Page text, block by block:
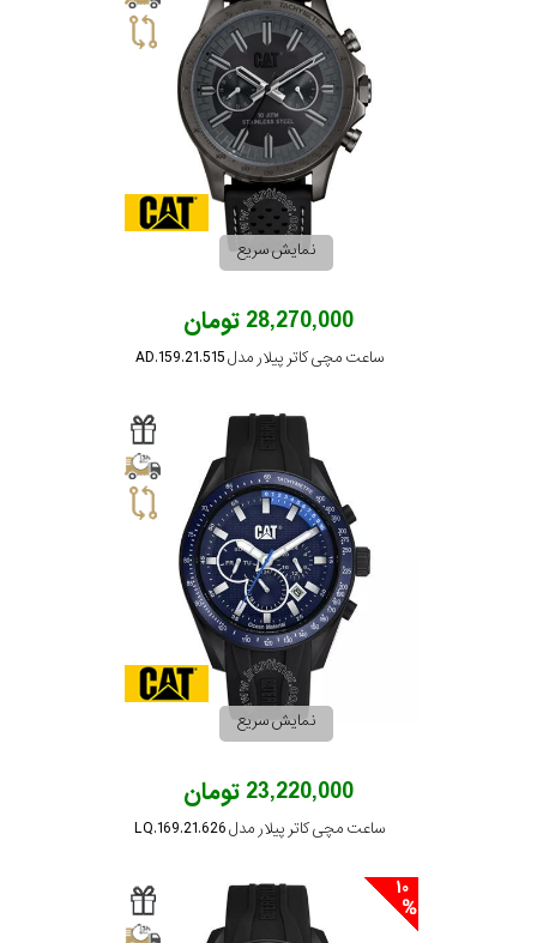
نمایش سریع
28,270,000 تومان
ساعت مچی کاتر پیلار مدل AD.159.21.515
نمایش سریع
23,220,000 تومان
ساعت مچی کاتر پیلار مدل LQ.169.21.626